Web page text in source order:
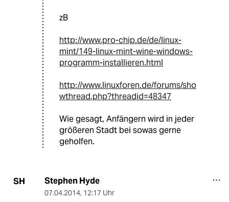
zB
http://www.pro-chip.de/de/linux-
mint/149-linux-mint-wine-windows-
programm-installieren.html
http://www.linuxforen.de/forums/sho
wthread.php?threadid=48347
Wie gesagt, Anfängern wird in jeder
größeren Stadt bei sowas gerne
geholfen.
SH Stephen Hyde
07.04.2014, 12:17 Uhr